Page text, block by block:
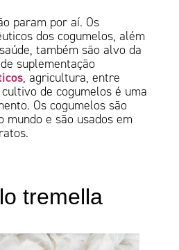
param por aí. Os
dos cogumelos, além
também são alvo da
suplementação
, agricultura, entre
de cogumelos é uma
Os cogumelos são
mundo e são usados em
tremella